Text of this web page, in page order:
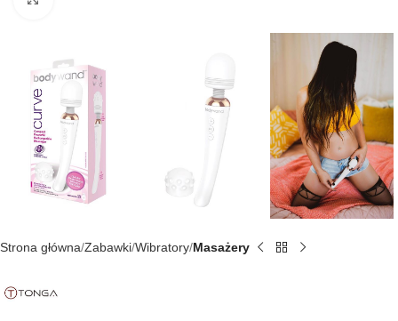
Strona główna Zabawki Wibratory Masażery